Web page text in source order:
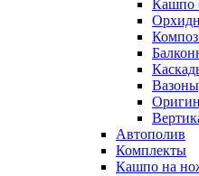
Кашпо
Автополив
Комплекты
Кашпо на